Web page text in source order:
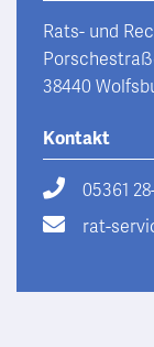
Rats- und
38440
Kontakt
05361
rat-